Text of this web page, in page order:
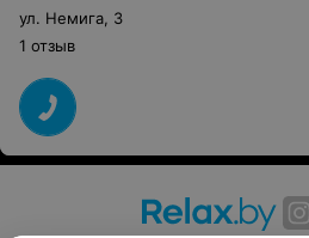
ул. Немига, 3
1 отзыв